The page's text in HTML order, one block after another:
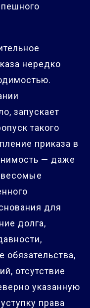
нередко
запускает
такого
приказа в
— даже
для
долга,
отсутствие
указанную
права